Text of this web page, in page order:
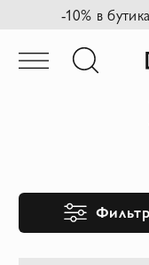
-10% в
Фильтр